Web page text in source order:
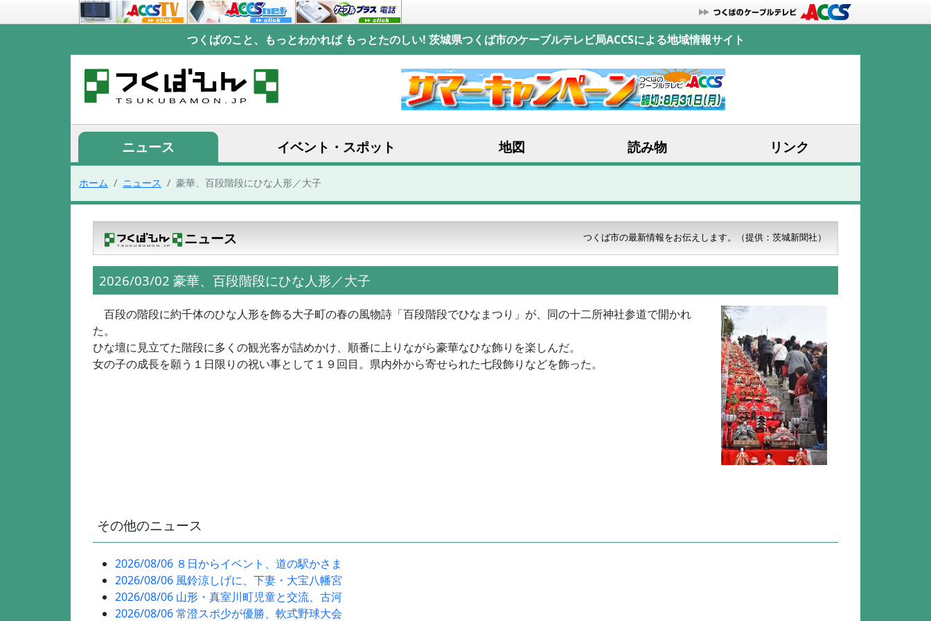
つくばのこと、もっとわかれば もっとたのしい! 茨城県つくば市のケーブルテレビ局ACCSによる地域情報サイト
ニュース イベント・スポット 地図 読み物 リンク
ホーム ニュース 豪華、百段階段にひな人形／大子
ニュース つくば市の最新情報をお伝えします。 （提供：茨城新聞社）
2026/03/02 豪華、百段階段にひな人形／大子
百段の階段に約千体のひな人形を飾る大子町の春の風物詩「百段階段でひなまつり」が、同の十二所神社参道で開かれ
た。
ひな壇に見立てた階段に多くの観光客が詰めかけ、順番に上りながら豪華なひな飾りを楽しんだ。
女の子の成長を願う１日限りの祝い事として１９回目。県内外から寄せられた七段飾りなどを飾った。
その他のニュース
2026/08/06 ８日からイベント、道の駅かさま
2026/08/06 風鈴涼しげに、下妻・大宝八幡宮
2026/08/06 山形・真室川町児童と交流、古河
2026/08/06 常澄スポ少が優勝、軟式野球大会